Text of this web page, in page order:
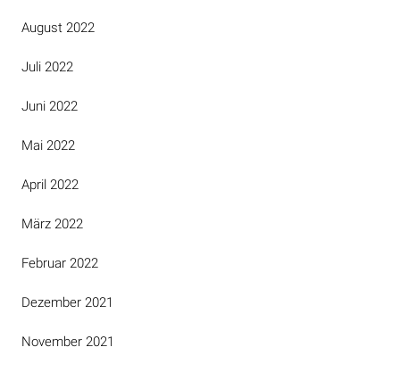
August 2022
Juli 2022
Juni 2022
Mai 2022
April 2022
März 2022
Februar 2022
Dezember 2021
November 2021